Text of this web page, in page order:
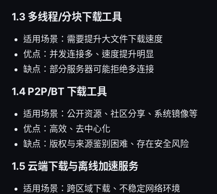
1.3 多线程/分块下载工具
适用场景：需要提升大文件下载速度
优点：并发连接多、速度提升明显
缺点：部分服务器可能拒绝多连接
1.4 P2P/BT 下载工具
适用场景：公开资源、社区分享、系统镜像等
优点：高效、去中心化
缺点：版权与来源鉴别困难、存在安全风险
1.5 云端下载与离线加速服务
适用场景：跨区域下载、不稳定网络环境